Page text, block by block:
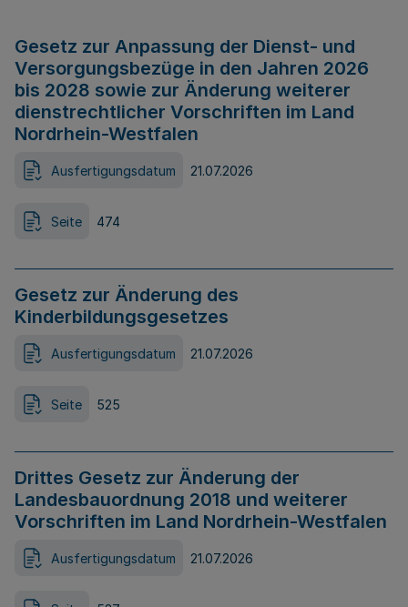
Gesetz zur Anpassung der Dienst- und
Versorgungsbezüge in den Jahren 2026
bis 2028 sowie zur Änderung weiterer
dienstrechtlicher Vorschriften im Land
Nordrhein-Westfalen
Ausfertigungsdatum 21.07.2026
Seite 474
Gesetz zur Änderung des
Kinderbildungsgesetzes
Ausfertigungsdatum 21.07.2026
Seite 525
Drittes Gesetz zur Änderung der
Landesbauordnung 2018 und weiterer
Vorschriften im Land Nordrhein-Westfalen
Ausfertigungsdatum 21.07.2026